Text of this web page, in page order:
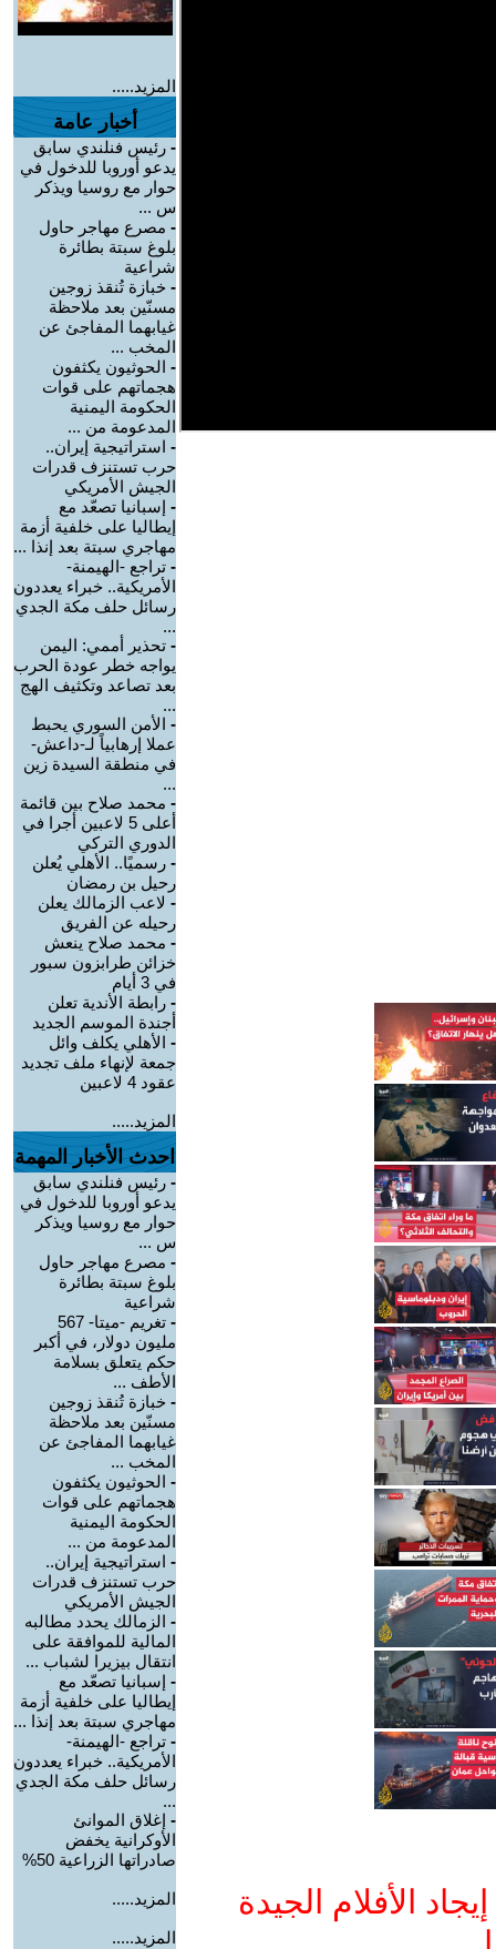
الأفلام الجيدة
المزيد.....
أخبار عامة
- رئيس فنلندي سابق
يدعو أوروبا للدخول في
حوار مع روسيا ويذكر
س ...
- مصرع مهاجر حاول
بلوغ سبتة بطائرة
شراعية
- خبازة تُنقذ زوجين
مسنّين بعد ملاحظة
غيابهما المفاجئ عن
المخب ...
- الحوثيون يكثفون
هجماتهم على قوات
الحكومة اليمنية
المدعومة من ...
- استراتيجية إيران..
حرب تستنزف قدرات
الجيش الأمريكي
- إسبانيا تصعّد مع
إيطاليا على خلفية أزمة
مهاجري سبتة بعد إنذا ...
- تراجع -الهيمنة-
الأمريكية.. خبراء يعددون
رسائل حلف مكة الجدي
...
- تحذير أممي: اليمن
يواجه خطر عودة الحرب
بعد تصاعد وتكثيف الهج
...
- الأمن السوري يحبط
عملا إرهابياً لـ-داعش-
في منطقة السيدة زين
...
- محمد صلاح بين قائمة
أعلى 5 لاعبين أجرا في
الدوري التركي
- رسميًا.. الأهلي يُعلن
رحيل بن رمضان
- لاعب الزمالك يعلن
رحيله عن الفريق
- محمد صلاح ينعش
خزائن طرابزون سبور
في 3 أيام
- رابطة الأندية تعلن
أجندة الموسم الجديد
- الأهلي يكلف وائل
جمعة لإنهاء ملف تجديد
عقود 4 لاعبين
المزيد.....
احدث الأخبار المهمة
- رئيس فنلندي سابق
يدعو أوروبا للدخول في
حوار مع روسيا ويذكر
س ...
- مصرع مهاجر حاول
بلوغ سبتة بطائرة
شراعية
-
تغريم -ميتا- 567
مليون دولار، في أكبر
حكم يتعلق بسلامة
الأطف ...
- خبازة تُنقذ زوجين
مسنّين بعد ملاحظة
غيابهما المفاجئ عن
المخب ...
- الحوثيون يكثفون
هجماتهم على قوات
الحكومة اليمنية
المدعومة من ...
- استراتيجية إيران..
حرب تستنزف قدرات
الجيش الأمريكي
- الزمالك يحدد مطالبه
المالية للموافقة على
انتقال بيزيرا لشباب ...
- إسبانيا تصعّد مع
إيطاليا على خلفية أزمة
مهاجري سبتة بعد إنذا ...
- تراجع -الهيمنة-
الأمريكية.. خبراء يعددون
رسائل حلف مكة الجدي
...
- إغلاق الموانئ
الأوكرانية يخفض
صادراتها الزراعية 50%
المزيد.....
المزيد.....